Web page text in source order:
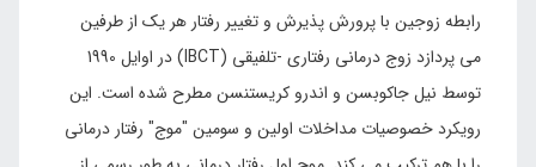
رابطه زوجین با پرورش پذیرش و تغییر رفتار هر یک از طرفین
می پردازد زوج درمانی رفتاری -تلفیقی (IBCT) در اوایل 1990
توسط نیل جاکوبسن و اندرو کریستنسن مطرح شده است. این
رویکرد خصوصیات مداخلات اولین و سومین "موج" رفتار درمانی